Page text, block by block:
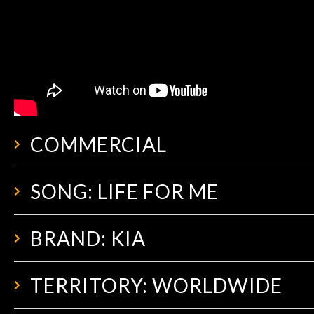
COMMERCIAL
SONG: LIFE FOR ME
BRAND: KIA
TERRITORY: WORLDWIDE